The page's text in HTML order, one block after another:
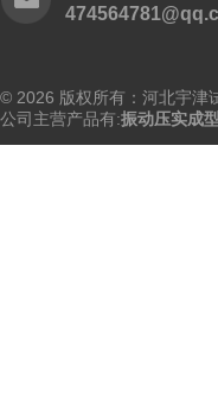
© 2026 版权所有：河北宇津
公司主营产品有:振动压实成